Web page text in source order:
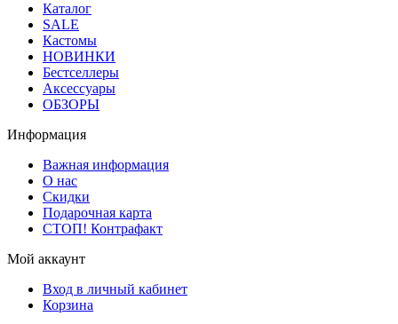
Каталог
SALE
Кастомы
НОВИНКИ
Бестселлеры
Аксессуары
ОБЗОРЫ
Информация
Важная информация
О нас
Скидки
Подарочная карта
СТОП! Контрафакт
Мой аккаунт
Вход в личный кабинет
Корзина